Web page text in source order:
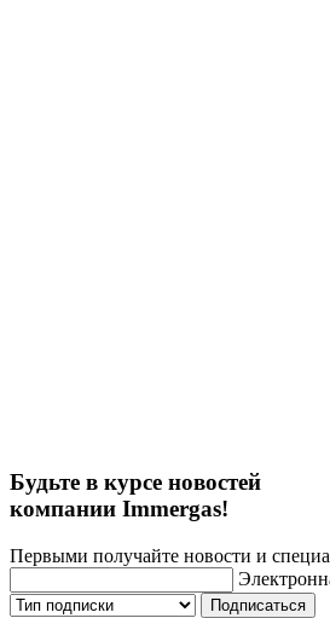
Будьте в курсе новостей
компании Immergas!
Первыми получайте новости и
Подписаться